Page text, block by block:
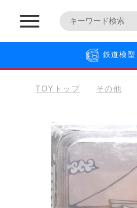
鉄道模型
TOYトップ その他